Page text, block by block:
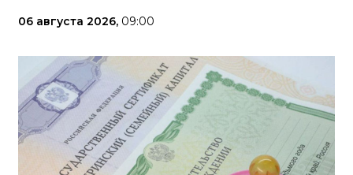
06 августа 2026, 09:00